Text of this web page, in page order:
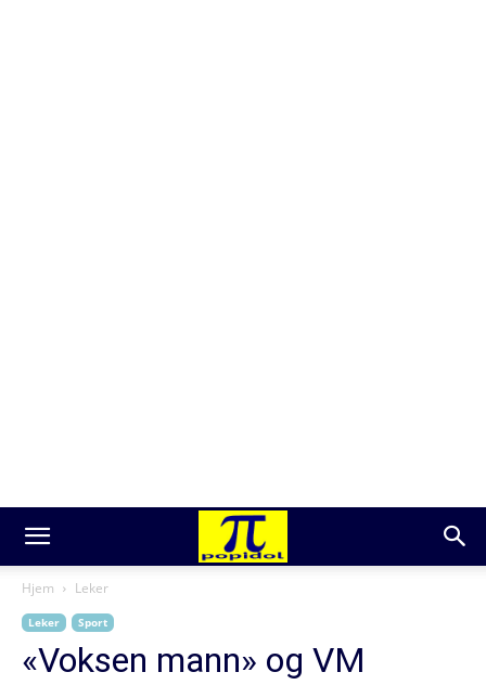
Hjem Leker
Leker Sport
«Voksen mann» og VM